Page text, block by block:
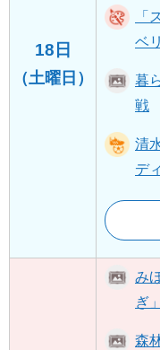
18日
（土曜日）
「
ベ
暮
戦
清
デ
み
ぎ」
森